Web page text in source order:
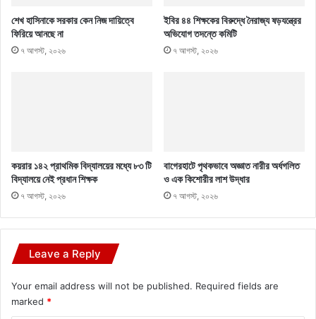
শেখ হাসিনাকে সরকার কেন নিজ দায়িত্বে
ফিরিয়ে আনছে না
৭ আগস্ট, ২০২৬
ইবির ৪৪ শিক্ষকের বিরুদ্ধে নৈরাজ্য ষড়যন্ত্রের
অভিযোগ তদন্তে কমিটি
৭ আগস্ট, ২০২৬
কয়রার ১৪২ প্রাথমিক বিদ্যালয়ের মধ্যে ৮৩ টি
বিদ্যালয়ে নেই প্রধান শিক্ষক
৭ আগস্ট, ২০২৬
বাগেরহাটে পৃথকভাবে অজ্ঞাত নারীর অর্ধগলিত
ও এক কিশোরীর লাশ উদ্ধার
৭ আগস্ট, ২০২৬
Leave a Reply
Your email address will not be published. Required fields are
marked *